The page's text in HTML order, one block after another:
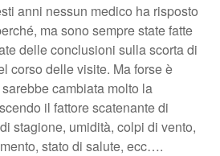
anni nessun medico ha risposto
ma sono sempre state fatte
delle conclusioni sulla scorta di
corso delle visite. Ma forse è
cambiata molto la
il fattore scatenante di
stagione, umidità, colpi di vento,
stato di salute, ecc….